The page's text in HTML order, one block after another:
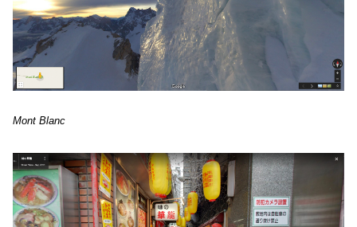
Mont Blanc